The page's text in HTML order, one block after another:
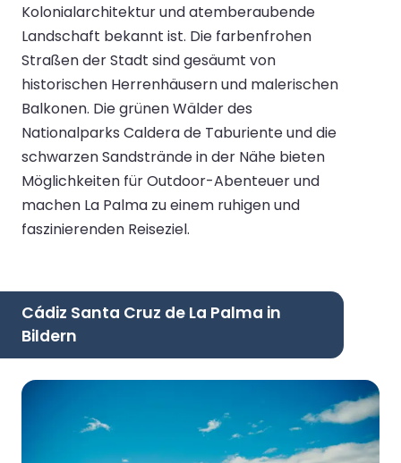
Kolonialarchitektur und atemberaubende
Landschaft bekannt ist. Die farbenfrohen
Straßen der Stadt sind gesäumt von
historischen Herrenhäusern und malerischen
Balkonen. Die grünen Wälder des
Nationalparks Caldera de Taburiente und die
schwarzen Sandstrände in der Nähe bieten
Möglichkeiten für Outdoor-Abenteuer und
machen La Palma zu einem ruhigen und
faszinierenden Reiseziel.
Cádiz Santa Cruz de La Palma in
Bildern